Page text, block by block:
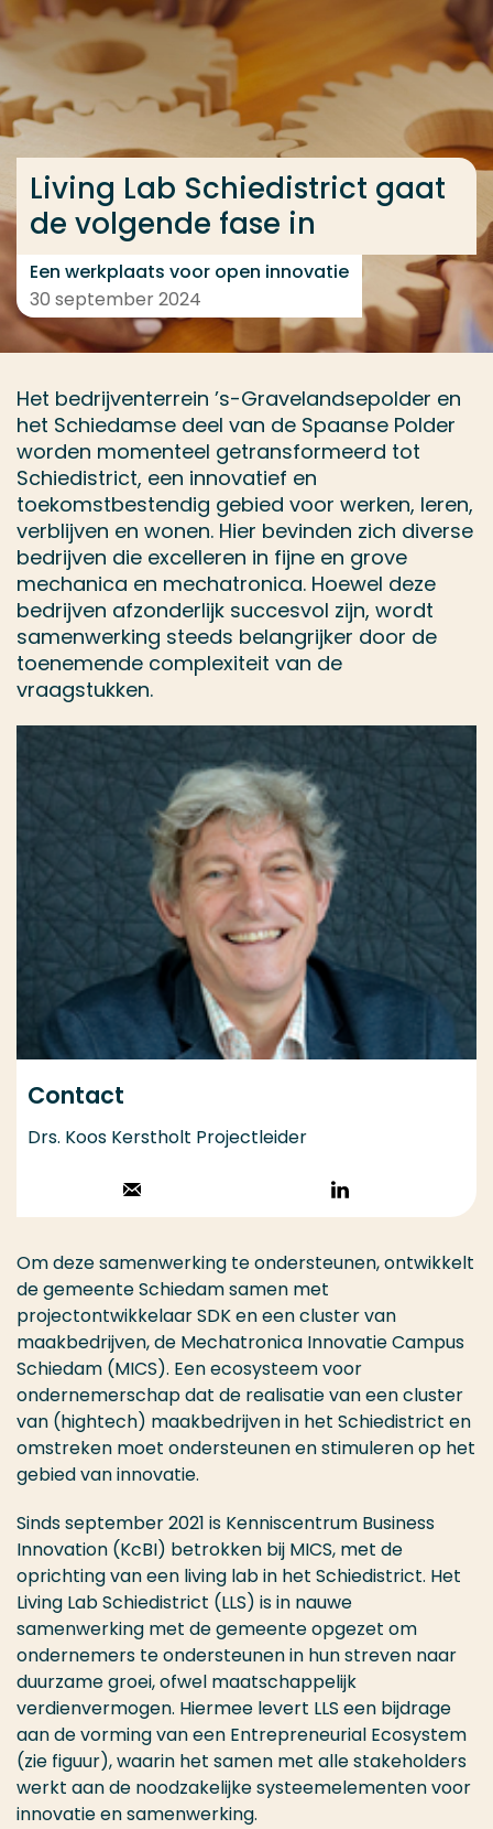
Ga direct naar de content
... > Living Lab Schiedistrict gaat de volgende fase in
Living Lab Schiedistrict gaat
de volgende fase in
Een werkplaats voor open innovatie
30 september 2024
Het bedrijventerrein ’s-Gravelandsepolder en
het Schiedamse deel van de Spaanse Polder
worden momenteel getransformeerd tot
Schiedistrict, een innovatief en
toekomstbestendig gebied voor werken, leren,
verblijven en wonen. Hier bevinden zich diverse
bedrijven die excelleren in fijne en grove
mechanica en mechatronica. Hoewel deze
bedrijven afzonderlijk succesvol zijn, wordt
samenwerking steeds belangrijker door de
toenemende complexiteit van de
vraagstukken.
Contact
Drs. Koos Kerstholt Projectleider
Stuur een email
Volg op
LinkedIn
Om deze samenwerking te ondersteunen, ontwikkelt
de gemeente Schiedam samen met
projectontwikkelaar SDK en een cluster van
maakbedrijven, de Mechatronica Innovatie Campus
Schiedam (MICS). Een ecosysteem voor
ondernemerschap dat de realisatie van een cluster
van (hightech) maakbedrijven in het Schiedistrict en
omstreken moet ondersteunen en stimuleren op het
gebied van innovatie.
Sinds september 2021 is Kenniscentrum Business
Innovation (KcBI) betrokken bij MICS, met de
oprichting van een living lab in het Schiedistrict. Het
Living Lab Schiedistrict (LLS) is in nauwe
samenwerking met de gemeente opgezet om
ondernemers te ondersteunen in hun streven naar
duurzame groei, ofwel maatschappelijk
verdienvermogen. Hiermee levert LLS een bijdrage
aan de vorming van een Entrepreneurial Ecosystem
(zie figuur), waarin het samen met alle stakeholders
werkt aan de noodzakelijke systeemelementen voor
innovatie en samenwerking.
Veel gezocht
Opleiding
Contact